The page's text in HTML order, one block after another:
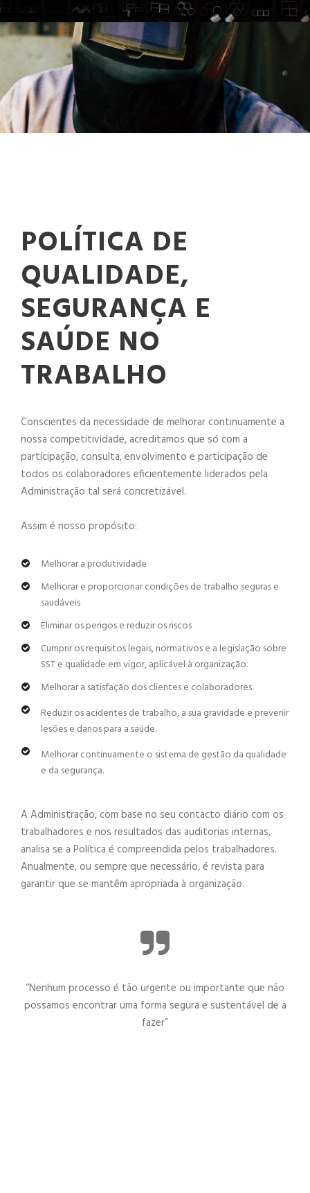
POLÍTICA DE
QUALIDADE,
SEGURANÇA E
SAÚDE NO
TRABALHO
Conscientes da necessidade de melhorar continuamente a
nossa competitividade, acreditamos que só com a
participação, consulta, envolvimento e participação de
todos os colaboradores eficientemente liderados pela
Administração tal será concretizável.
Assim é nosso propósito:
Melhorar a produtividade
Melhorar e proporcionar condições de trabalho seguras e
saudáveis
Eliminar os perigos e reduzir os riscos
Cumprir os requisitos legais, normativos e a legislação sobre
SST e qualidade em vigor, aplicável à organização.
Melhorar a satisfação dos clientes e colaboradores
Reduzir os acidentes de trabalho, a sua gravidade e prevenir
lesões e danos para a saúde.
Melhorar continuamente o sistema de gestão da qualidade
e da segurança.
A Administração, com base no seu contacto diário com os
trabalhadores e nos resultados das auditorias internas,
analisa se a Política é compreendida pelos trabalhadores.
Anualmente, ou sempre que necessário, é revista para
garantir que se mantêm apropriada à organização.
“Nenhum processo é tão urgente ou importante que não
possamos encontrar uma forma segura e sustentável de a
fazer”